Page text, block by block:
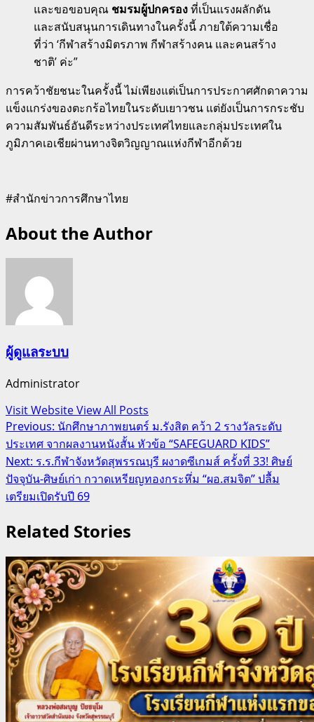
และขอขอบคุณ ชมรมผู้ปกครองที่เป็นแรงผลักดัน
และสนับสนุนการเดินทางในครั้งนี้ ภายใต้ความเชื่อ
ที่ว่า ‘กีฬาสร้างมิตรภาพ กีฬาสร้างคน และคนสร้าง
ชาติ’ ค่ะ”
การคว้าชัยชนะในครั้งนี้ ไม่เพียงแต่เป็นการประกาศศักดาความ
แข็งแกร่งของตะกร้อไทยในระดับเยาวชน แต่ยังเป็นการกระชับ
ความสัมพันธ์อันดีระหว่างประเทศไทยและกลุ่มประเทศใน
ภูมิภาคเอเชียผ่านทางจิตวิญญาณแห่งกีฬาอีกด้วย
#สำนักข่าวการศึกษาไทย
About the Author
ผู้ดูแลระบบ
Administrator
Visit WebsiteView All Posts
Post
navigation
Previous: นักศึกษาภาพยนตร์ ม.รังสิต คว้า 2 รางวัลระดับ
ประเทศ จากผลงานหนังสั้น หัวข้อ “SAFEGUARD KIDS”
Next: ร.ร.กีฬาจังหวัดสุพรรณบุรี ผงาดซีเกมส์ ครั้งที่ 33! ศิษย์
ปัจจุบัน-ศิษย์เก่า กวาดเหรียญทองกระหึ่ม “ผอ.สมจิต” ปลื้ม
เตรียมเปิดรับปี 69
Related Stories